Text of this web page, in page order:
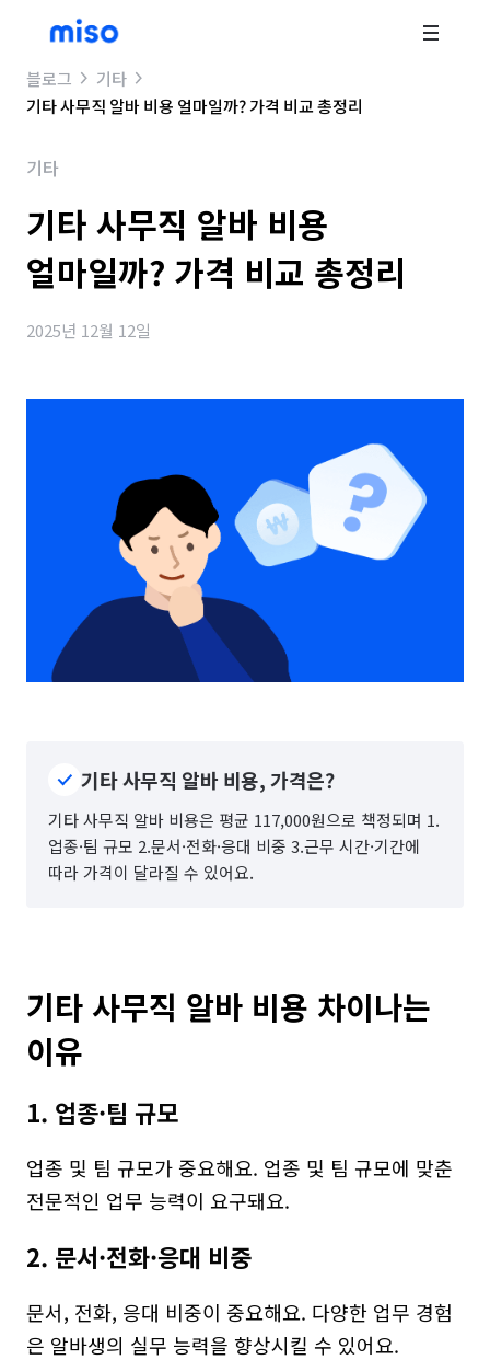
블로그
기타
기타 사무직 알바 비용 얼마일까? 가격 비교 총정리
기타
기타 사무직 알바 비용
얼마일까? 가격 비교 총정리
2025년 12월 12일
기타 사무직 알바 비용, 가격은?
기타 사무직 알바 비용은 평균 117,000원으로 책정되며 1.
업종·팀 규모 2.문서·전화·응대 비중 3.근무 시간·기간에
따라 가격이 달라질 수 있어요.
기타 사무직 알바 비용 차이나는
이유
1. 업종·팀 규모
업종 및 팀 규모가 중요해요. 업종 및 팀 규모에 맞춘
전문적인 업무 능력이 요구돼요.
2. 문서·전화·응대 비중
문서, 전화, 응대 비중이 중요해요. 다양한 업무 경험
은 알바생의 실무 능력을 향상시킬 수 있어요.